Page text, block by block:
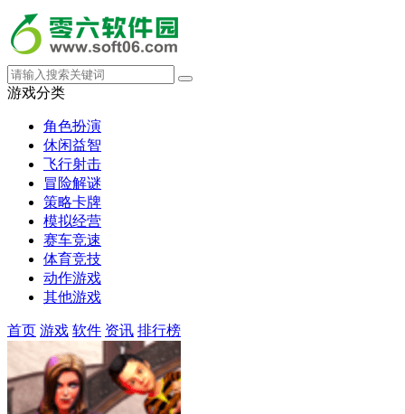
游戏分类
角色扮演
休闲益智
飞行射击
冒险解谜
策略卡牌
模拟经营
赛车竞速
体育竞技
动作游戏
其他游戏
首页 游戏 软件 资讯 排行榜